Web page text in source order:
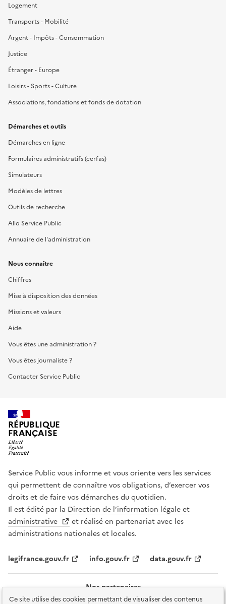
Ce site utilise des cookies permettant de visualiser des contenus
Logement
Transports - Mobilité
Argent - Impôts - Consommation
Justice
Étranger - Europe
Loisirs - Sports - Culture
Associations, fondations et fonds de dotation
Démarches et outils
Démarches en ligne
Formulaires administratifs (cerfas)
Simulateurs
Modèles de lettres
Outils de recherche
Allo Service Public
Annuaire de l'administration
Nous connaître
Chiffres
Mise à disposition des données
Missions et valeurs
Aide
Vous êtes une administration ?
Vous êtes journaliste ?
Contacter Service Public
RÉPUBLIQUE
FRANÇAISE
Service Public vous informe et vous oriente vers les services
qui permettent de connaître vos obligations, d’exercer vos
droits et de faire vos démarches du quotidien.
Il est édité par la Direction de l’information légale et
administrative
et réalisé en partenariat avec les
administrations nationales et locales.
legifrance.gouv.fr info.gouv.fr data.gouv.fr
Nos partenaires